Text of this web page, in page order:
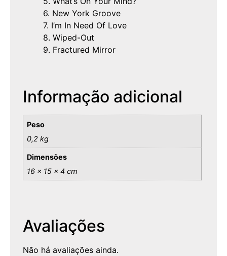
6. New York Groove
7. I’m In Need Of Love
8. Wiped-Out
9. Fractured Mirror
Informação adicional
Peso
0,2 kg
Dimensões
16 × 15 × 4 cm
Avaliações
Não há avaliações ainda.